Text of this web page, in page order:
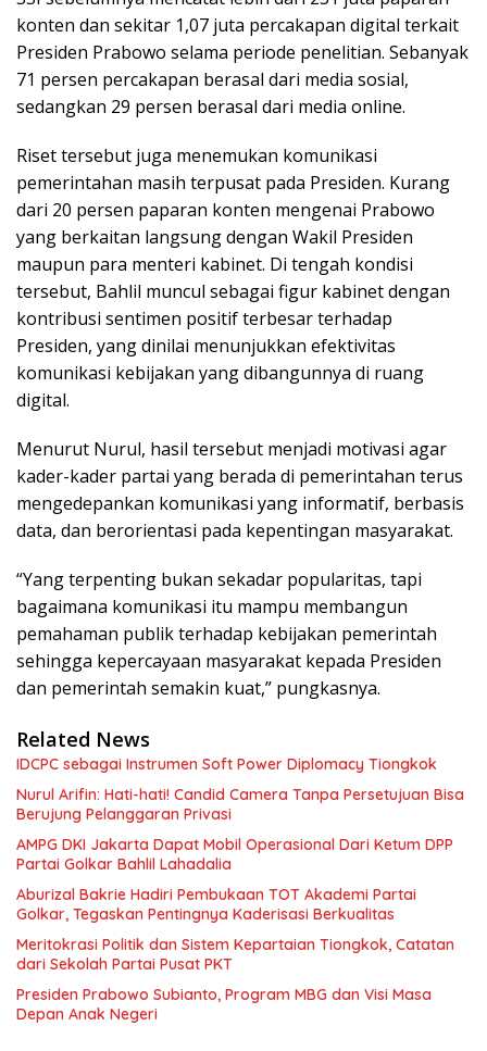
konten dan sekitar 1,07 juta percakapan digital terkait
Presiden Prabowo selama periode penelitian. Sebanyak
71 persen percakapan berasal dari media sosial,
sedangkan 29 persen berasal dari media online.
Riset tersebut juga menemukan komunikasi
pemerintahan masih terpusat pada Presiden. Kurang
dari 20 persen paparan konten mengenai Prabowo
yang berkaitan langsung dengan Wakil Presiden
maupun para menteri kabinet. Di tengah kondisi
tersebut, Bahlil muncul sebagai figur kabinet dengan
kontribusi sentimen positif terbesar terhadap
Presiden, yang dinilai menunjukkan efektivitas
komunikasi kebijakan yang dibangunnya di ruang
digital.
Menurut Nurul, hasil tersebut menjadi motivasi agar
kader-kader partai yang berada di pemerintahan terus
mengedepankan komunikasi yang informatif, berbasis
data, dan berorientasi pada kepentingan masyarakat.
“Yang terpenting bukan sekadar popularitas, tapi
bagaimana komunikasi itu mampu membangun
pemahaman publik terhadap kebijakan pemerintah
sehingga kepercayaan masyarakat kepada Presiden
dan pemerintah semakin kuat,” pungkasnya.
Related News
IDCPC sebagai Instrumen Soft Power Diplomacy Tiongkok
Nurul Arifin: Hati-hati! Candid Camera Tanpa Persetujuan Bisa
Berujung Pelanggaran Privasi
AMPG DKI Jakarta Dapat Mobil Operasional Dari Ketum DPP
Partai Golkar Bahlil Lahadalia
Aburizal Bakrie Hadiri Pembukaan TOT Akademi Partai
Golkar, Tegaskan Pentingnya Kaderisasi Berkualitas
Meritokrasi Politik dan Sistem Kepartaian Tiongkok, Catatan
dari Sekolah Partai Pusat PKT
Presiden Prabowo Subianto, Program MBG dan Visi Masa
Depan Anak Negeri